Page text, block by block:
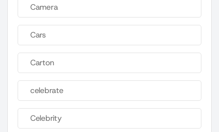
Camera
Cars
Carton
celebrate
Celebrity